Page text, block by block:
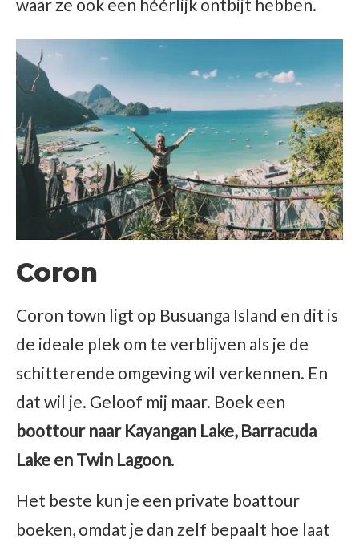
waar ze ook een héérlijk ontbijt hebben.
Coron
Coron town ligt op Busuanga Island en dit is
de ideale plek om te verblijven als je de
schitterende omgeving wil verkennen. En
dat wil je. Geloof mij maar. Boek een
boottour naar Kayangan Lake, Barracuda
Lake en Twin Lagoon.
Het beste kun je een private boattour
boeken, omdat je dan zelf bepaalt hoe laat